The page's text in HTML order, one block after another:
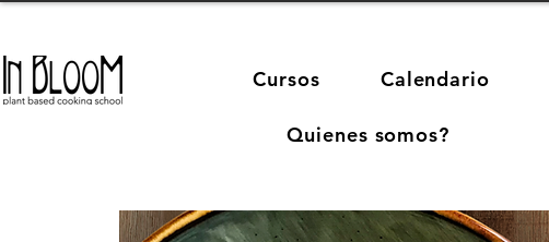
Cursos Calendario
Quienes somos?